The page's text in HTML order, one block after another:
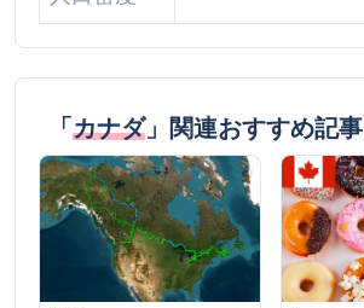
「カナダ」関連おすすめ記事